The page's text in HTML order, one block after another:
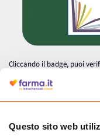
Questo sito web
Cliccando il badge, puoi
autorizzata dal Ministero
medicinali.